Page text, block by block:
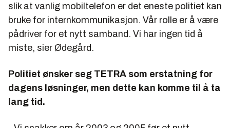
slik at vanlig mobiltelefon er det eneste politiet kan
bruke for internkommunikasjon. Vår rolle er å være
pådriver for et nytt samband. Vi har ingen tid å
miste, sier Ødegård.
Politiet ønsker seg TETRA som erstatning for
dagens løsninger, men dette kan komme til å ta
lang tid.